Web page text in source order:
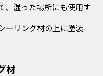
、湿った場所にも使用す
ーリング材の上に塗装
材